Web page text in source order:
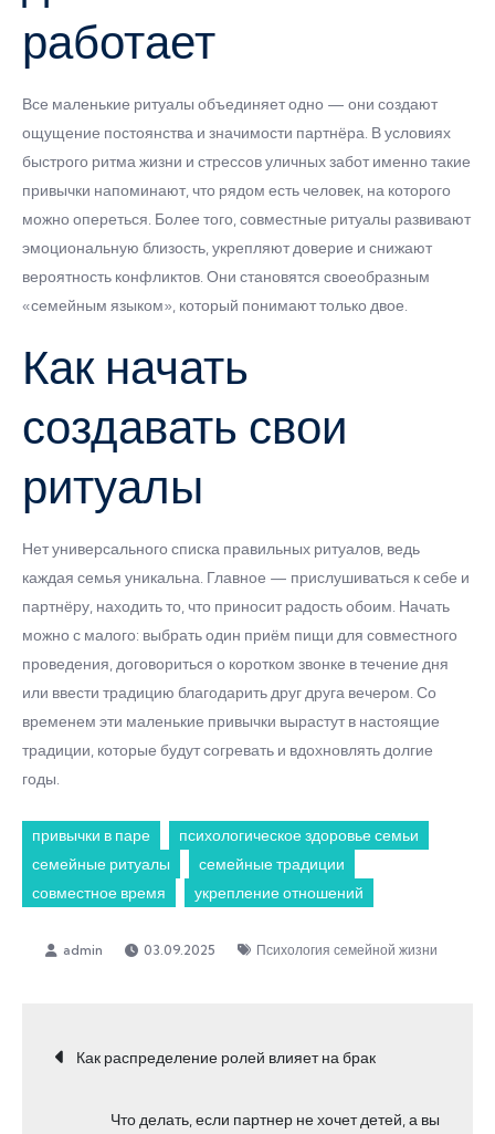
работает
Все маленькие ритуалы объединяет одно — они создают
ощущение постоянства и значимости партнёра. В условиях
быстрого ритма жизни и стрессов уличных забот именно такие
привычки напоминают, что рядом есть человек, на которого
можно опереться. Более того, совместные ритуалы развивают
эмоциональную близость, укрепляют доверие и снижают
вероятность конфликтов. Они становятся своеобразным
«семейным языком», который понимают только двое.
Как начать
создавать свои
ритуалы
Нет универсального списка правильных ритуалов, ведь
каждая семья уникальна. Главное — прислушиваться к себе и
партнёру, находить то, что приносит радость обоим. Начать
можно с малого: выбрать один приём пищи для совместного
проведения, договориться о коротком звонке в течение дня
или ввести традицию благодарить друг друга вечером. Со
временем эти маленькие привычки вырастут в настоящие
традиции, которые будут согревать и вдохновлять долгие
годы.
привычки в паре
психологическое здоровье семьи
семейные ритуалы
семейные традиции
совместное время
укрепление отношений
03.09.2025 Психология семейной жизни
Навигация
Как распределение ролей влияет на брак
Что делать, если партнер не хочет детей, а вы